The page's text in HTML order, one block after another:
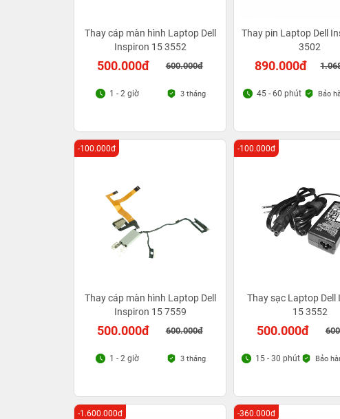
Thay cáp màn hình Laptop Dell
Inspiron 15 3552
500.000đ 600.000đ
1 - 2 giờ 3 tháng
Thay pin Laptop Dell
3502
890.000đ
45 - 60 phút Bảo
Thay cáp màn hình Laptop Dell
Inspiron 15 7559
500.000đ 600.000đ
-100.000đ
1 - 2 giờ 3 tháng
Thay sạc Laptop Dell
15 3552
500.000đ
-100.000đ
15 - 30 phút Bảo
-1.600.000đ -360.000đ